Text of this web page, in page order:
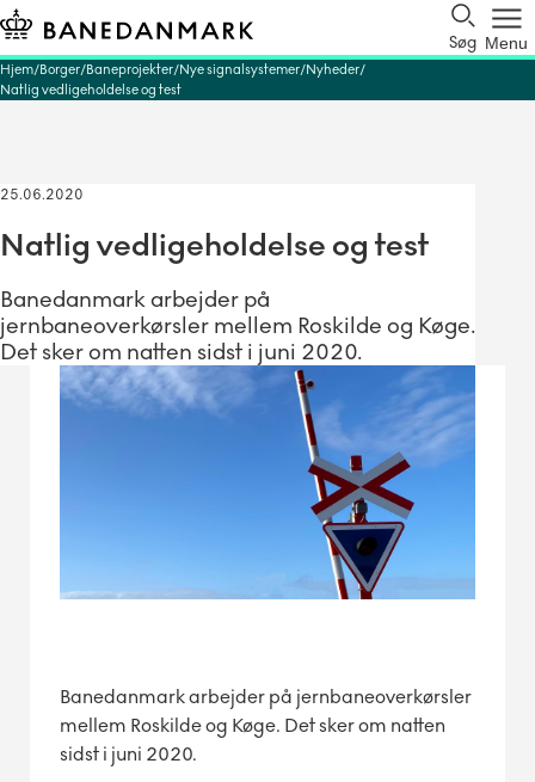
Søg Menu
Hjem Borger Baneprojekter Nye signalsystemer Nyheder
Natlig vedligeholdelse og test
25.06.2020
Natlig vedligeholdelse og test
Banedanmark arbejder på
jernbaneoverkørsler mellem Roskilde og Køge.
Det sker om natten sidst i juni 2020.
Banedanmark arbejder på jernbaneoverkørsler
mellem Roskilde og Køge. Det sker om natten
sidst i juni 2020.